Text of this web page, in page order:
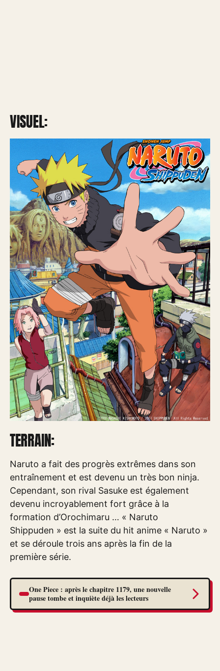
VISUEL:
TERRAIN:
Naruto a fait des progrès extrêmes dans son
entraînement et est devenu un très bon ninja.
Cependant, son rival Sasuke est également
devenu incroyablement fort grâce à la
formation d’Orochimaru … « Naruto
Shippuden » est la suite du hit anime « Naruto »
et se déroule trois ans après la fin de la
première série.
One Piece : après le chapitre 1179, une nouvelle
pause tombe et inquiète déjà les lecteurs